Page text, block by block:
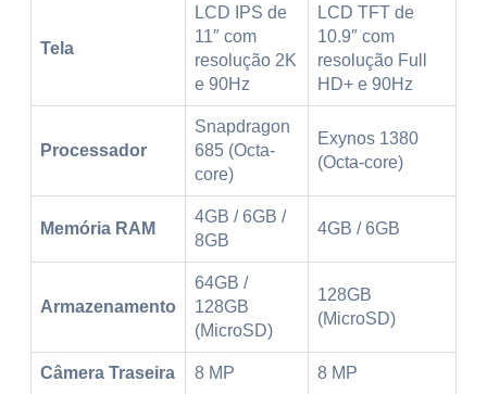
Tela
LCD IPS de
11″ com
resolução 2K
e 90Hz
LCD TFT de
10.9″ com
resolução Full
HD+ e 90Hz
Processador
Snapdragon
685 (Octa-
core)
Exynos 1380
(Octa-core)
Memória RAM
4GB / 6GB /
8GB
4GB / 6GB
Armazenamento
64GB /
128GB
(MicroSD)
128GB
(MicroSD)
Câmera Traseira 8 MP 8 MP